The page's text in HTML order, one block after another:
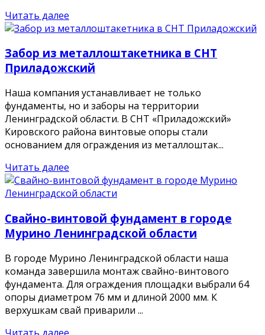
Читать далее
Забор из металлоштакетника в СНТ
Приладожский
Наша компания устанавливает не только
фундаменты, но и заборы на территории
Ленинградской области. В СНТ «Приладожский»
Кировского района винтовые опоры стали
основанием для ограждения из металлоштак...
Читать далее
Свайно-винтовой фундамент в городе
Мурино Ленинградской области
В городе Мурино Ленинградской области наша
команда завершила монтаж свайно-винтового
фундамента. Для ограждения площадки выбрали 64
опоры диаметром 76 мм и длиной 2000 мм. К
верхушкам свай приварили ...
Читать далее